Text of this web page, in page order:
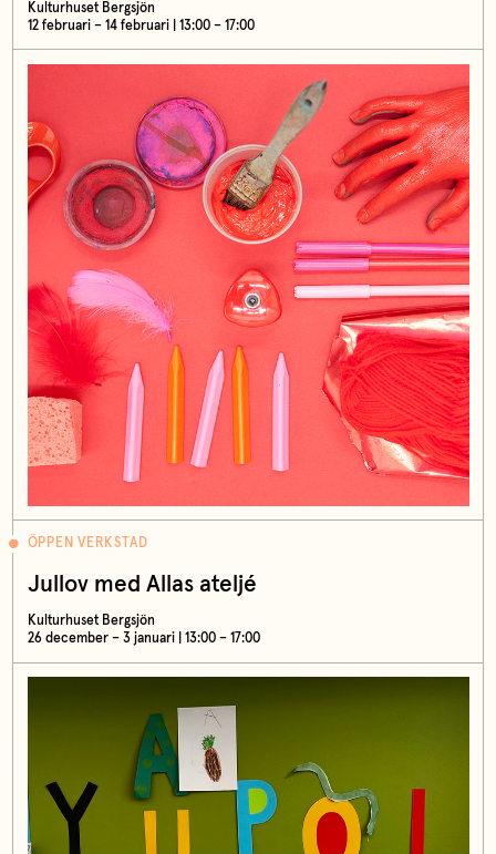
Kulturhuset Bergsjön
12 februari – 14 februari | 13:00 – 17:00
ÖPPEN VERKSTAD
Jullov med Allas ateljé
Kulturhuset Bergsjön
26 december – 3 januari | 13:00 – 17:00